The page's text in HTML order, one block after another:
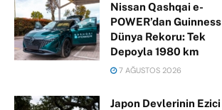
Nissan Qashqai e-
POWER’dan Guinness
Dünya Rekoru: Tek
Depoyla 1980 km
7 AĞUSTOS 2026
Japon Devlerinin Ezici